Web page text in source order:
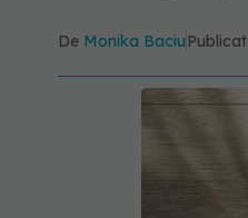
De Monika Baciu